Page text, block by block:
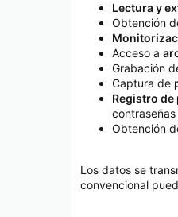
Lectura y
Obtención
Acceso a
Grabación
Captura de
Registro
Obtención
Los datos se
convencional